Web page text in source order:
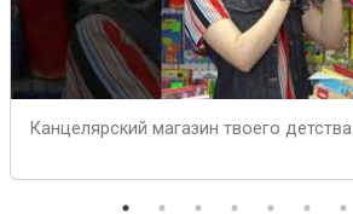
Канцелярский магазин твоего детства